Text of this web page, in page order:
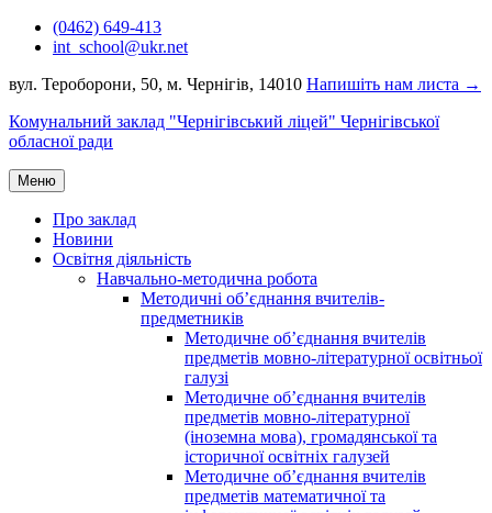
Перейти(0462) 649-413
int_school@ukr.net
вул. Тероборони, 50, м. Чернігів, 14010 Напишіть нам листа →
Комунальний заклад "Чернігівський ліцей" Чернігівської
обласної ради
Меню
Про заклад
Новини
Освітня діяльність
Навчально-методична робота
Методичні об’єднання вчителів-
предметників
Методичне об’єднання вчителів
предметів мовно-літературної освітньої
галузі
Методичне об’єднання вчителів
предметів мовно-літературної
(іноземна мова), громадянської та
історичної освітніх галузей
Методичне об’єднання вчителів
предметів математичної та